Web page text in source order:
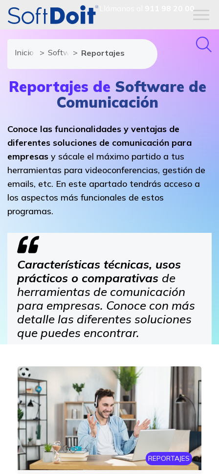
911 98 20 00
Inicio Software de Comunicación
Reportajes
Reportajes de Software de
Comunicación
Conoce las funcionalidades y ventajas de
diferentes soluciones de comunicación para
empresas y sácale el máximo partido a tus
herramientas para videoconferencias, gestión de
emails, etc. En este apartado tendrás acceso a
los aspectos más funcionales de estos
programas.
Características técnicas, usos
prácticos o comparativas de
herramientas de comunicación
para empresas. Conoce con más
detalle las diferentes soluciones
que puedes encontrar.
REPORTAJES